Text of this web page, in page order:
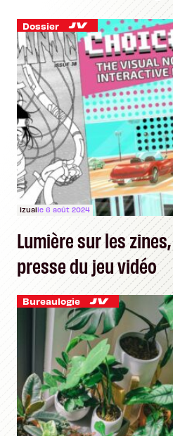
Dossier
Izualle 6 août 2024
Lumière sur les
presse du jeu vidéo
Bureaulogie